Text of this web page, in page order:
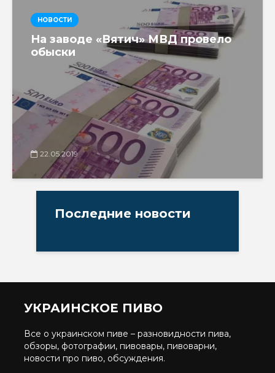
НОВОСТИ
На заводе «Вятич» МВД провело
обыски
22.05.2019
Последние новости
УКРАИНСКОЕ ПИВО
Все о украинском пиве – разновидности пива,
обзоры, фотографии, пивовары, пивоварни,
новости про пиво, обсуждения.